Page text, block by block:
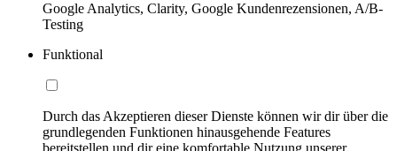
Google Analytics, Clarity, Google Kundenrezensionen, A/B-
Testing
Funktional
Durch das Akzeptieren dieser Dienste können wir dir über die
grundlegenden Funktionen hinausgehende Features
bereitstellen und dir eine komfortable Nutzung unserer